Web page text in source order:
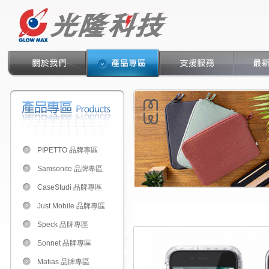
PIPETTO 品牌專區
Samsonite 品牌專區
CaseStudi 品牌專區
Just Mobile 品牌專區
Speck 品牌專區
Sonnet 品牌專區
Matias 品牌專區